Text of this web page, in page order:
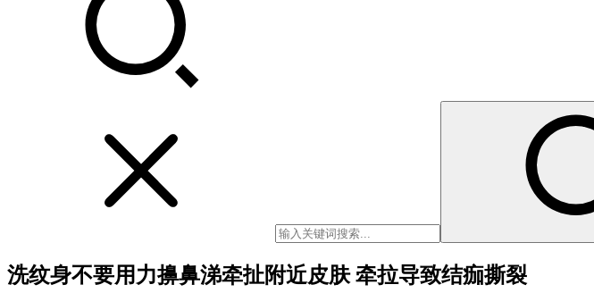
洗纹身不要用力擤鼻涕牵扯附近皮肤 牵拉导致结痂撕裂